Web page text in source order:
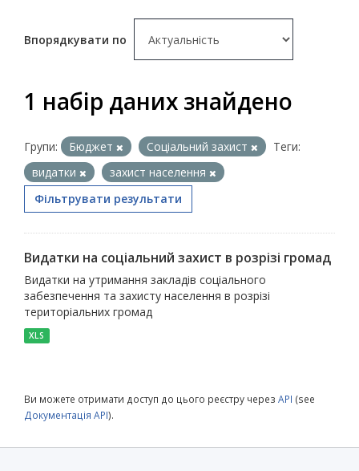
Впорядкувати по
1 набір даних знайдено
Групи: Бюджет Соціальний захист
Теги:
видатки
захист населення
Фільтрувати результати
Видатки на соціальний захист в розрізі громад
Видатки на утримання закладів соціального
забезпечення та захисту населення в розрізі
територіальних громад
XLS
Ви можете отримати доступ до цього реєстру через API (see
Документація API).